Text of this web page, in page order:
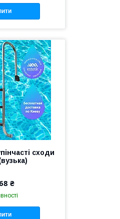
сходи
₴